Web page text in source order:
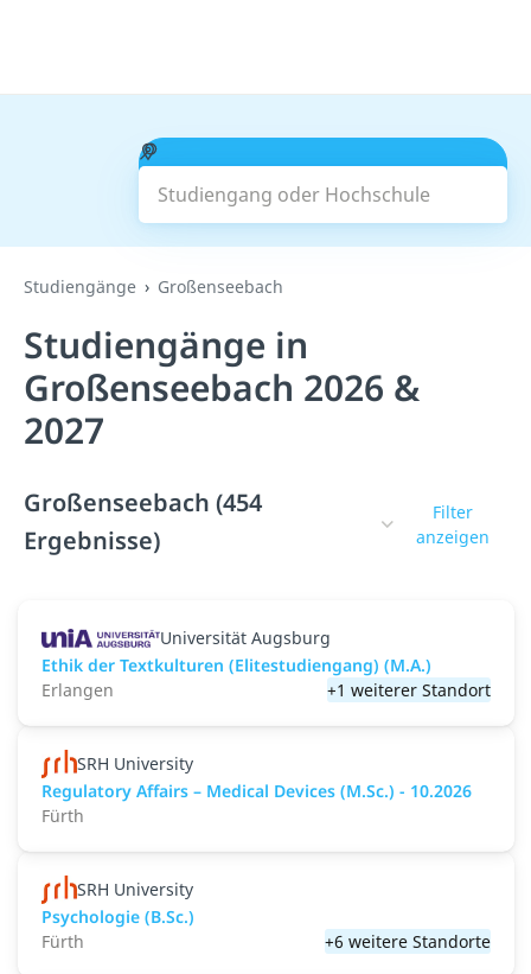
Studiengang oder Hochschule
Suchen
Studiengänge Großenseebach
Studiengänge in
Großenseebach 2026 &
2027
Großenseebach (454
Ergebnisse)
Filter
anzeigen
Universität Augsburg
Ethik der Textkulturen (Elitestudiengang) (M.A.)
Erlangen
+1 weiterer Standort
SRH University
Regulatory Affairs – Medical Devices (M.Sc.) - 10.2026
Fürth
SRH University
Psychologie (B.Sc.)
Fürth
+6 weitere Standorte